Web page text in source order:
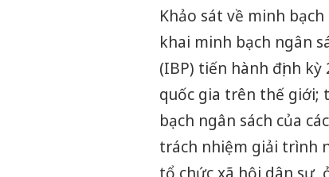
Khảo sát về minh
khai minh bạch ngân
(IBP) tiến hành định
quốc gia trên thế giới;
bạch ngân sách của
trách nhiệm giải trình
tổ chức xã hội dân sự,